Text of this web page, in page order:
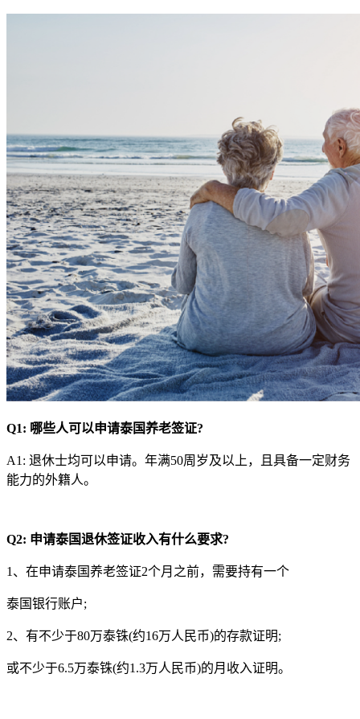
Q1: 哪些人可以申请泰国养老签证?
A1: 退休士均可以申请。年满50周岁及以上，且具备一定财务
能力的外籍人。
Q2: 申请泰国退休签证收入有什么要求?
1、在申请泰国养老签证2个月之前，需要持有一个
泰国银行账户;
2、有不少于80万泰铢(约16万人民币)的存款证明;
或不少于6.5万泰铢(约1.3万人民币)的月收入证明。